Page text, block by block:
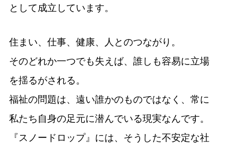
として成立しています。
住まい、仕事、健康、人とのつながり。
そのどれか一つでも失えば、誰しも容易に立場
を揺るがされる。
福祉の問題は、遠い誰かのものではなく、常に
私たち自身の足元に潜んでいる現実なんです。
『スノードロップ』には、そうした不安定な社